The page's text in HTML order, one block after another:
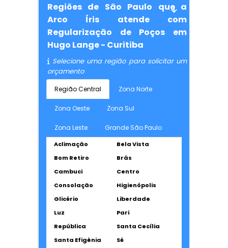
Regiões de São Paulo que a
Arco Íris atende com
Regularização de Poços em
Hugo Lange - Curitiba
Selecione uma região para solicitar um
orçamento
Região Central Zona Norte
Zona Oeste Zona Sul
Zona Leste Grande São Paulo
Aclimação
Bela Vista
Bom Retiro
Brás
Cambuci
Centro
Consolação
Higienópolis
Glicério
Liberdade
Luz
Pari
República
Santa Cecília
Santa Efigênia
Sé